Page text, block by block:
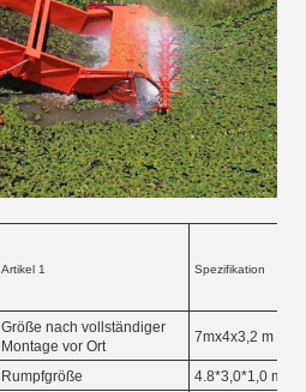
Artikel 1 Spezifikation
Größe nach vollständiger
Montage vor Ort
7mx4x3,2 m
Rumpfgröße
4.8*3,0*1,0 m